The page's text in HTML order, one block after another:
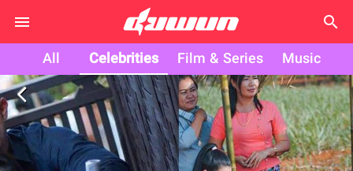
search
All Celebrities Film & Series Music
arrow_back_ios